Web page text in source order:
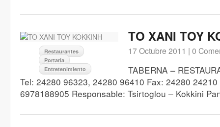
Restaurantes
Portaria
Entretenimiento
TO XANI TOY
17 Octubre 2011 | 0
TABERNA –
Tel: 24280 96323, 24280 96410 Fax: 24280
6978188905 Responsable: Tsirtoglou – Kokkini